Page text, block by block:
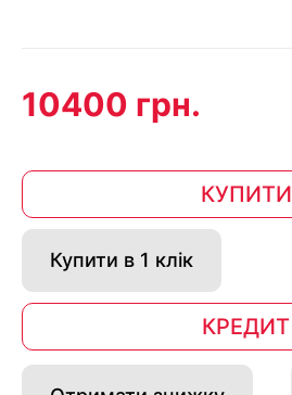
10400 грн.
КУПИТИ
Купити в 1 клік
КРЕДИТ